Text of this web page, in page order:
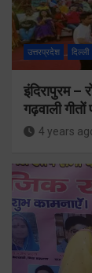
उत्तरप्रदेश दिल्ली
इंदिरापुरम –
गढ़वाली
4 years